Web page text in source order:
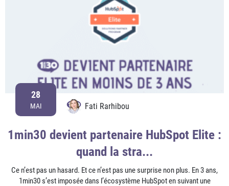
28
MAI Fati Rarhibou
1min30 devient partenaire HubSpot Elite :
quand la stra...
Ce n’est pas un hasard. Et ce n’est pas une surprise non plus. En 3 ans,
1min30 s’est imposée dans l’écosystème HubSpot en suivant une